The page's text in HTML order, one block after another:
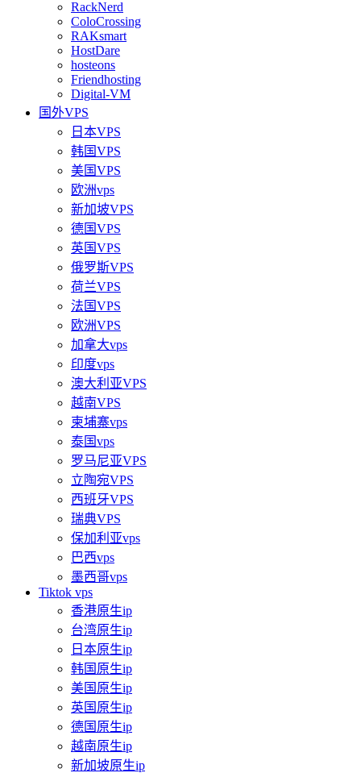
RackNerd
ColoCrossing
RAKsmart
HostDare
hosteons
Friendhosting
Digital-VM
国外VPS
日本VPS
韩国VPS
美国VPS
欧洲vps
新加坡VPS
德国VPS
英国VPS
俄罗斯VPS
荷兰VPS
法国VPS
欧洲VPS
加拿大vps
印度vps
澳大利亚VPS
越南VPS
柬埔寨vps
泰国vps
罗马尼亚VPS
立陶宛VPS
西班牙VPS
瑞典VPS
保加利亚vps
巴西vps
墨西哥vps
Tiktok vps
香港原生ip
台湾原生ip
日本原生ip
韩国原生ip
美国原生ip
英国原生ip
德国原生ip
越南原生ip
新加坡原生ip